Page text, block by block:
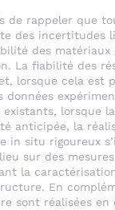
de rappeler que
des incertitudes
des
La fiabilité des
lorsque cela est
existants, lorsque
anticipée, la
in situ rigoureux
sur des
la
En
sont réalisées